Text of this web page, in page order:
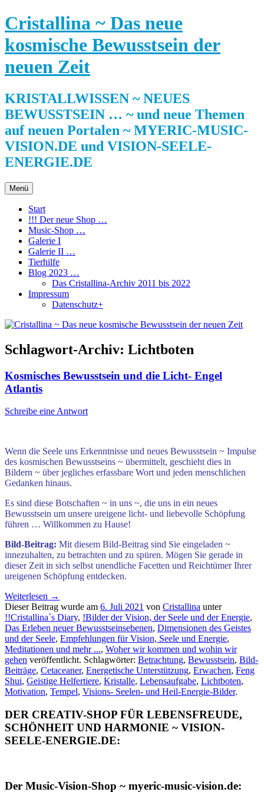
Zum
Inhalt
springen
Cristallina ~ Das neue
kosmische Bewusstsein der
neuen Zeit
KRISTALLWISSEN ~ NEUES
BEWUSSTSEIN … ~ und neue Themen
auf neuen Portalen ~ MYERIC-MUSIC-
VISION.DE und VISION-SEELE-
ENERGIE.DE
Menü
Start
!!! Der neue Shop …
Music-Shop …
Galerie I
Galerie II …
Tierhilfe
Blog 2023 …
Das Cristallina-Archiv 2011 bis 2022
Impressum
Datenschutz+
Schlagwort-Archiv: Lichtboten
Kosmisches Bewusstsein und die Licht- Engel
Atlantis
Schreibe eine Antwort
Wenn die Seele uns Erkenntnisse und neues Bewusstsein ~ Impulse
des kosmischen Bewusstseins ~ übermittelt, geschieht dies in
Bildern ~ über jegliches erfassbare Wort und jeden menschlichen
Gedanken hinaus.
Es sind diese Botschaften ~ in uns ~, die uns in ein neues
Bewusstsein um unsere ureigene licht- und liebevolle Schöpfung
führen … Willkommen zu Hause!
Bild-Beitrag: Mit diesem Bild-Beitrag sind Sie eingeladen ~
innezuhalten, zu betrachten und zu spüren. Mögen Sie gerade in
dieser Zeit in sich selbst unendliche Facetten und Reichtümer Ihrer
ureigenen Schöpfung entdecken.
Weiterlesen →
Dieser Beitrag wurde am 6. Juli 2021 von Cristallina unter
!!Cristallina´s Diary, !Bilder der Vision, der Seele und der Energie,
Das Erleben neuer Bewusstseinsebenen, Dimensionen des Geistes
und der Seele, Empfehlungen für Vision, Seele und Energie,
Meditationen und mehr ..., Woher wir kommen und wohin wir
gehen veröffentlicht. Schlagwörter: Betrachtung, Bewusstsein, Bild-
Beiträge, Cetaceaner, Energetische Unterstützung, Erwachen, Feng
Shui, Geistige Helfertiere, Kristalle, Lebensaufgabe, Lichtboten,
Motivation, Tempel, Visions- Seelen- und Heil-Energie-Bilder.
DER CREATIV-SHOP FÜR LEBENSFREUDE,
SCHÖNHEIT UND HARMONIE ~ VISION-
SEELE-ENERGIE.DE:
Der Music-Vision-Shop ~ myeric-music-vision.de: